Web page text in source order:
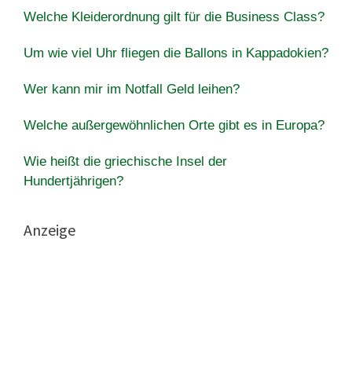
Welche Kleiderordnung gilt für die Business Class?
Um wie viel Uhr fliegen die Ballons in Kappadokien?
Wer kann mir im Notfall Geld leihen?
Welche außergewöhnlichen Orte gibt es in Europa?
Wie heißt die griechische Insel der
Hundertjährigen?
Anzeige